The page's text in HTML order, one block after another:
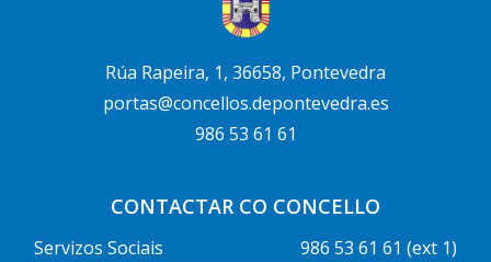
Rúa Rapeira, 1, 36658, Pontevedra
portas@concellos.depontevedra.es
986 53 61 61
CONTACTAR CO CONCELLO
Servizos Sociais
986 53 61 61 (ext 1)